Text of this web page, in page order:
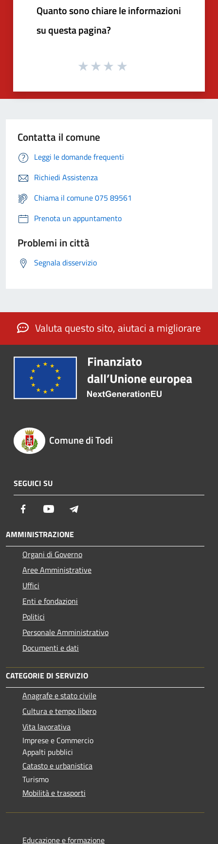
Quanto sono chiare le informazioni
su questa pagina?
Contatta il comune
Leggi le domande frequenti
Richiedi Assistenza
Chiama il comune 075 89561
Prenota un appuntamento
Problemi in città
Segnala disservizio
Valuta questo sito, aiutaci a migliorare
Comune di Todi
SEGUICI SU
Facebook Youtube
AMMINISTRAZIONE
Organi di Governo
Aree Amministrative
Uffici
Enti e fondazioni
Politici
Personale Amministrativo
Documenti e dati
CATEGORIE DI SERVIZIO
Anagrafe e stato civile
Cultura e tempo libero
Vita lavorativa
Imprese e Commercio
Appalti pubblici
Catasto e urbanistica
Turismo
Mobilità e trasporti
Educazione e formazione